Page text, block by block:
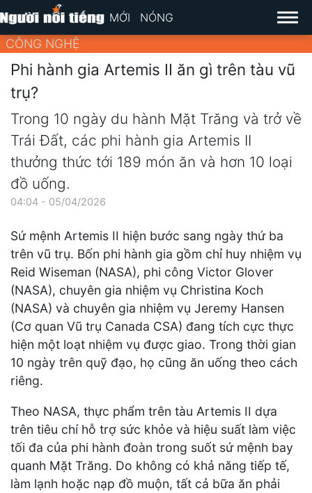
MỚI NÓNG
CÔNG NGHỆ
Phi hành gia Artemis II ăn gì trên tàu vũ
trụ?
Trong 10 ngày du hành Mặt Trăng và trở về
Trái Đất, các phi hành gia Artemis II
thưởng thức tới 189 món ăn và hơn 10 loại
đồ uống.
04:04 - 05/04/2026
Sứ mệnh Artemis II hiện bước sang ngày thứ ba
trên vũ trụ. Bốn phi hành gia gồm chỉ huy nhiệm vụ
Reid Wiseman (NASA), phi công Victor Glover
(NASA), chuyên gia nhiệm vụ Christina Koch
(NASA) và chuyên gia nhiệm vụ Jeremy Hansen
(Cơ quan Vũ trụ Canada CSA) đang tích cực thực
hiện một loạt nhiệm vụ được giao. Trong thời gian
10 ngày trên quỹ đạo, họ cũng ăn uống theo cách
riêng.
Theo NASA, thực phẩm trên tàu Artemis II dựa
trên tiêu chí hỗ trợ sức khỏe và hiệu suất làm việc
tối đa của phi hành đoàn trong suốt sứ mệnh bay
quanh Mặt Trăng. Do không có khả năng tiếp tế,
làm lạnh hoặc nạp đồ muộn, tất cả bữa ăn phải